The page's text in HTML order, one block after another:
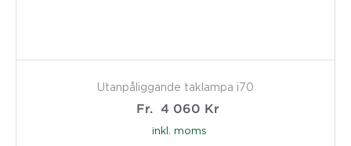
Utanpåliggande taklampa i70
Fr.
4 060 Kr
inkl. moms